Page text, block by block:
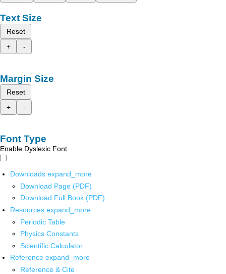
Text Size
Reset
+
-
Margin Size
Reset
+
-
Font Type
Enable Dyslexic Font
Downloads expand_more
Download Page (PDF)
Download Full Book (PDF)
Resources expand_more
Periodic Table
Physics Constants
Scientific Calculator
Reference expand_more
Reference & Cite